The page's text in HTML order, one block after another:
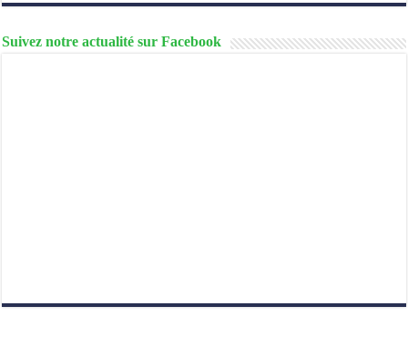
Suivez notre actualité sur Facebook